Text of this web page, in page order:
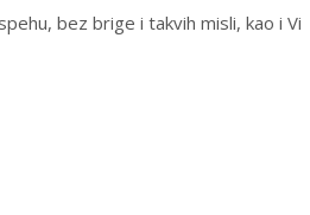
bez brige i takvih misli, kao i Vi